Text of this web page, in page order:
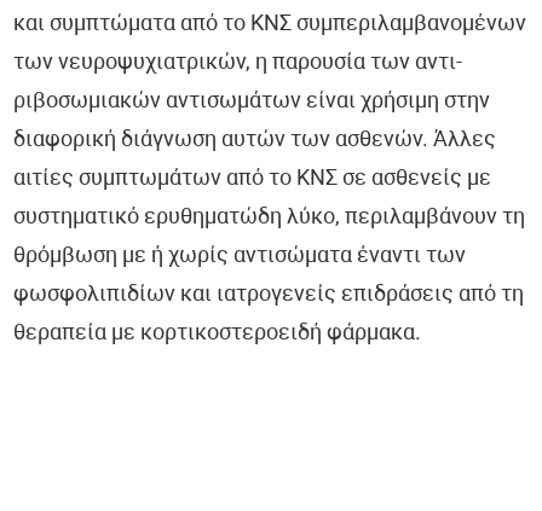
και συμπτώματα από το ΚΝΣ συμπεριλαμβανομένων
των νευροψυχιατρικών, η παρουσία των αντι-
ριβοσωμιακών αντισωμάτων είναι χρήσιμη στην
διαφορική διάγνωση αυτών των ασθενών. Άλλες
αιτίες συμπτωμάτων από το ΚΝΣ σε ασθενείς με
συστηματικό ερυθηματώδη λύκο, περιλαμβάνουν τη
θρόμβωση με ή χωρίς αντισώματα έναντι των
φωσφολιπιδίων και ιατρογενείς επιδράσεις από τη
θεραπεία με κορτικοστεροειδή φάρμακα.